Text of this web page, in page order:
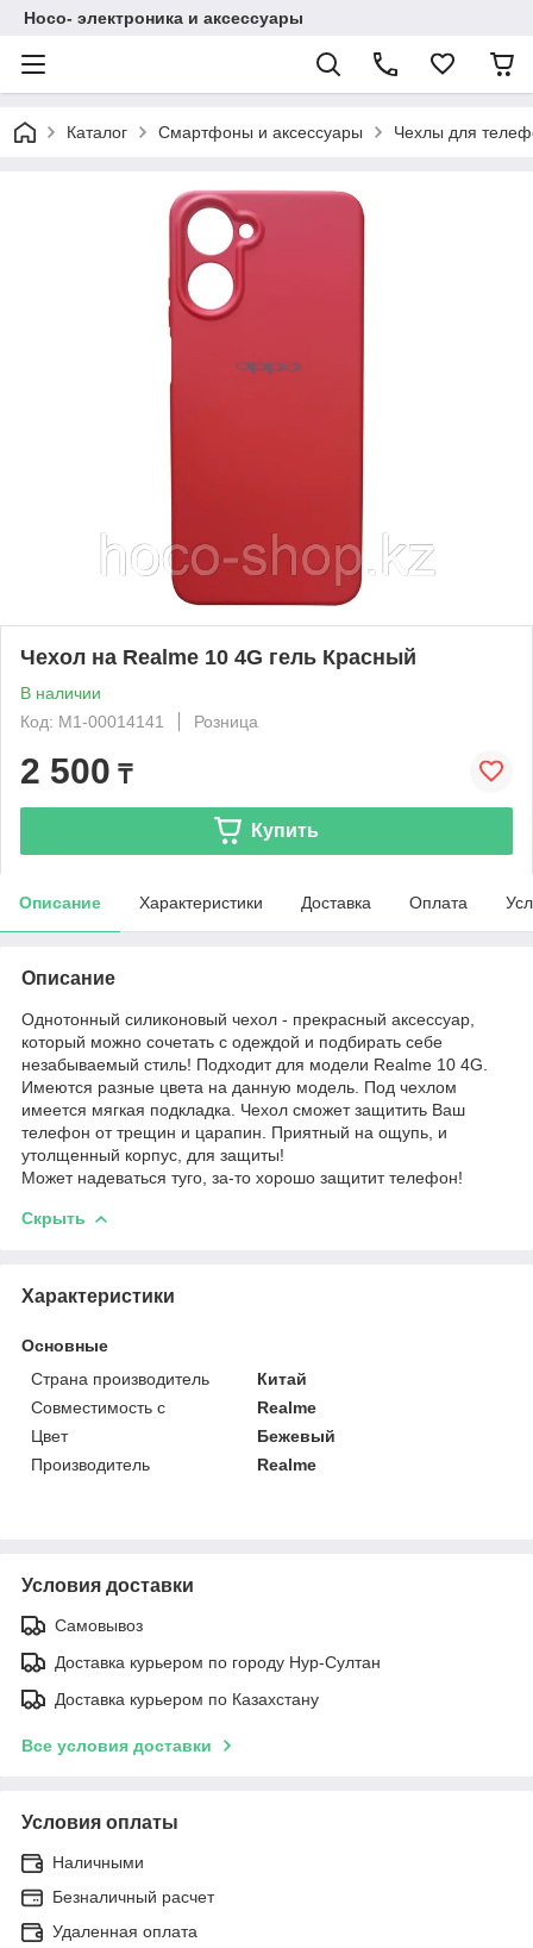
Hoco- электроника и аксессуары
Каталог Смартфоны и аксессуары Чехлы для
Чехол на Realme 10 4G гель Красный
В наличии
Код: М1-00014141
Розница
2 500 ₸
Купить
Описание Характеристики Доставка Оплата
Описание
Однотонный силиконовый чехол - прекрасный аксессуар,
который можно сочетать с одеждой и подбирать себе
незабываемый стиль! Подходит для модели Realme 10 4G.
Имеются разные цвета на данную модель. Под чехлом
имеется мягкая подкладка. Чехол сможет защитить Ваш
телефон от трещин и царапин. Приятный на ощупь, и
утолщенный корпус, для защиты!
Может надеваться туго, за-то хорошо защитит телефон!
Скрыть
Характеристики
Основные
Страна производитель
Китай
Совместимость с
Realme
Цвет
Бежевый
Производитель
Realme
Условия доставки
Самовывоз
Доставка курьером по городу Нур-Султан
Доставка курьером по Казахстану
Все условия доставки
Условия оплаты
Наличными
Безналичный расчет
Удаленная оплата